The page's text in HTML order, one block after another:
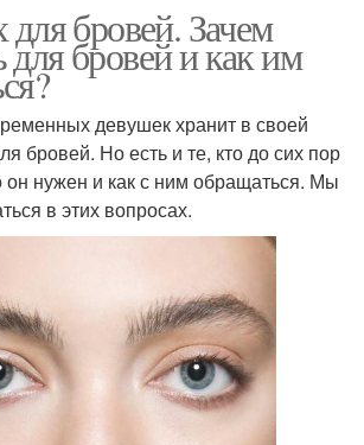
для бровей. Зачем
для бровей и как им
девушек хранит в своей
бровей. Но есть и те, кто до сих пор
он нужен и как с ним обращаться. Мы
в этих вопросах.